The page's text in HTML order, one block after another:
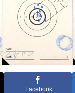
Facebook